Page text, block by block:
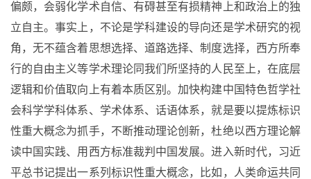
偏颇，会弱化学术自信、有碍甚至有损精神上和政治上的独
立自主。事实上，不论是学科建设的导向还是学术研究的视
角，无不蕴含着思想选择、道路选择、制度选择，西方所奉
行的自由主义等学术理论同我们所坚持的人民至上，在底层
逻辑和价值取向上有着本质区别。加快构建中国特色哲学社
会科学学科体系、学术体系、话语体系，就是要以提炼标识
性重大概念为抓手，不断推动理论创新，杜绝以西方理论解
读中国实践、用西方标准裁判中国发展。进入新时代，习近
平总书记提出一系列标识性重大概念，比如，人类命运共同